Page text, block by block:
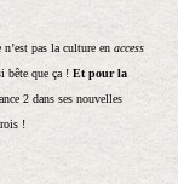
n’est pas la culture en access
bête que ça ! Et pour la
2 dans ses nouvelles
!